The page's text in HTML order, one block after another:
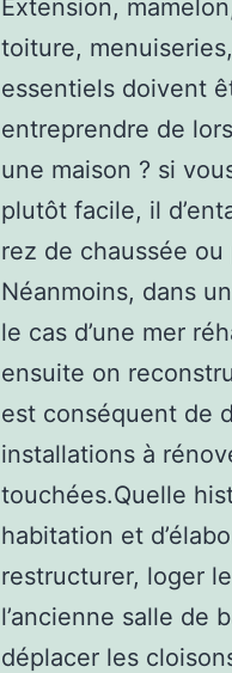
Extension,
toiture,
essentiels doivent
entreprendre de
une maison ? si
plutôt facile, il
rez de chaussée
Néanmoins, dans
le cas d’une mer
ensuite on
est conséquent de
installations à
touchées.Quelle
habitation et
restructurer, loger
l’ancienne salle de
déplacer les